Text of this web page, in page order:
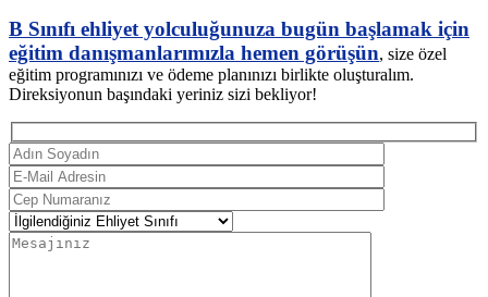
B Sınıfı ehliyet yolculuğunuza bugün başlamak için
eğitim danışmanlarımızla hemen görüşün, size özel
eğitim programınızı ve ödeme planınızı birlikte oluşturalım.
Direksiyonun başındaki yeriniz sizi bekliyor!